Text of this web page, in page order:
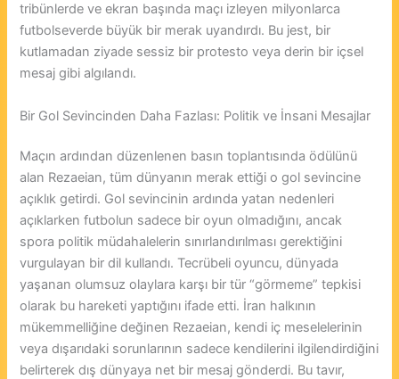
tribünlerde ve ekran başında maçı izleyen milyonlarca
futbolseverde büyük bir merak uyandırdı. Bu jest, bir
kutlamadan ziyade sessiz bir protesto veya derin bir içsel
mesaj gibi algılandı.
Bir Gol Sevincinden Daha Fazlası: Politik ve İnsani Mesajlar
Maçın ardından düzenlenen basın toplantısında ödülünü
alan Rezaeian, tüm dünyanın merak ettiği o gol sevincine
açıklık getirdi. Gol sevincinin ardında yatan nedenleri
açıklarken futbolun sadece bir oyun olmadığını, ancak
spora politik müdahalelerin sınırlandırılması gerektiğini
vurgulayan bir dil kullandı. Tecrübeli oyuncu, dünyada
yaşanan olumsuz olaylara karşı bir tür “görmeme” tepkisi
olarak bu hareketi yaptığını ifade etti. İran halkının
mükemmelliğine değinen Rezaeian, kendi iç meselelerinin
veya dışarıdaki sorunlarının sadece kendilerini ilgilendirdiğini
belirterek dış dünyaya net bir mesaj gönderdi. Bu tavır,